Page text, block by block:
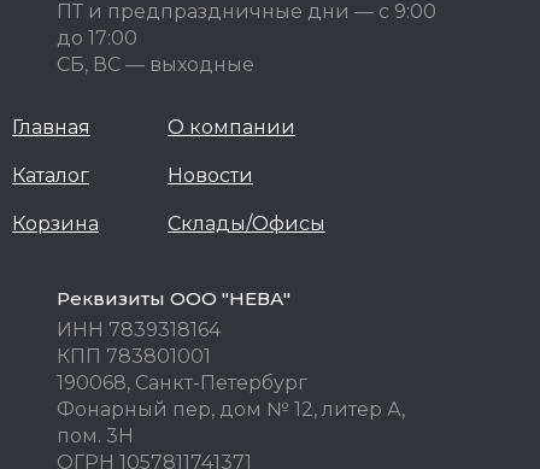
ПТ и предпраздничные дни — с 9:00
до 17:00
СБ, ВС — выходные
Главная
Каталог
Корзина
О компании
Новости
Склады/Офисы
Реквизиты ООО "НЕВА"
ИНН 7839318164
КПП 783801001
190068, Санкт-Петербург
Фонарный пер, дом № 12, литер А,
пом. 3Н
ОГРН 1057811741371